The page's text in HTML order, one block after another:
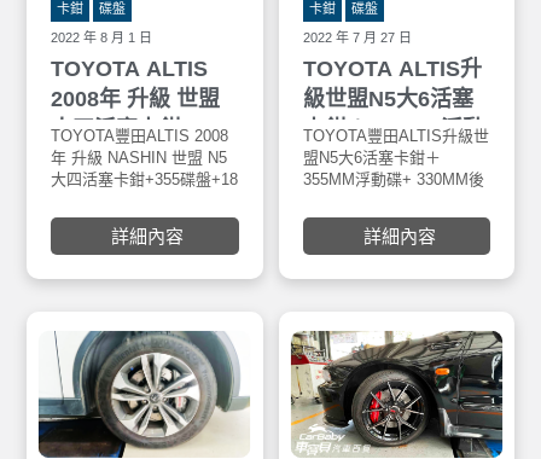
TOYOTA ALTIS
2008年 升級 世盟
大四活塞卡鉗+355
碟盤+18吋鋁圈+馬
牌輪胎PC6
225/40R18
2022 年 8 月 1 日
卡鉗 碟盤
TOYOTA豐田ALTIS 2008
年 升級 NASHIN 世盟 N5
大四活塞卡鉗+355碟盤+18
225/40R18，四輪四圈。安
裝於車寶貝汽車百貨五權
理，其鋼性及硬度有別其
他材質FC鑄鐵材質，工作
溫度更 可達900度C，具
0.002超高水準煞車面研磨
及高速平衡之優良產品。
詳細內容
TOYOTA ALTIS升
級世盟N5大6活塞
卡鉗＋355MM浮動
碟+ 330MM後加大
碟+陶瓷來令片+
GOODRIDGE X 世
盟 聯名金屬油管
2022 年 7 月 27 日
卡鉗 碟盤
TOYOTA豐田ALTIS升級世
盟N5大6活塞卡鉗＋
355MM浮動碟+ 330MM後
GOODRIDGEX世盟聯名金
屬油管。安裝於車寶貝汽
度C全滲透熱處理，其鋼性
及硬度有別其他材質FC鑄
鐵材質，工作溫度更 可達
900度C，具0.002超高水準
煞車面研磨及高速平衡之
優良產品。
詳細內容